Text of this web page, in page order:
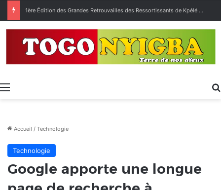
1ère Édition des Grandes Retrouvailles des Ressortissants de Kpélé Govié Apégamé / Sokpé
Menu
Accueil / Technologie
Technologie
Google apporte une longue